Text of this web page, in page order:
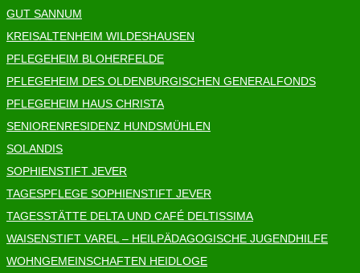
GUT SANNUM
KREISALTENHEIM WILDESHAUSEN
PFLEGEHEIM BLOHERFELDE
PFLEGEHEIM DES OLDENBURGISCHEN GENERALFONDS
PFLEGEHEIM HAUS CHRISTA
SENIORENRESIDENZ HUNDSMÜHLEN
SOLANDIS
SOPHIENSTIFT JEVER
TAGESPFLEGE SOPHIENSTIFT JEVER
TAGESSTÄTTE DELTA UND CAFÉ DELTISSIMA
WAISENSTIFT VAREL – HEILPÄDAGOGISCHE JUGENDHILFE
WOHNGEMEINSCHAFTEN HEIDLOGE